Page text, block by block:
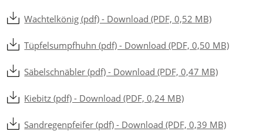
Wachtelkönig (pdf) - Download (PDF, 0,52 MB)
Tüpfelsumpfhuhn (pdf) - Download (PDF, 0,50 MB)
Säbelschnäbler (pdf) - Download (PDF, 0,47 MB)
Kiebitz (pdf) - Download (PDF, 0,24 MB)
Sandregenpfeifer (pdf) - Download (PDF, 0,39 MB)